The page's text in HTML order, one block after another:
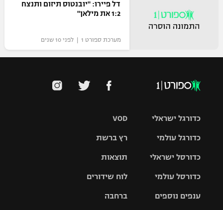
דל פיירו: "יובנטוס תיזום ותנצח
1:2 את מילאן"
מערכת ספורט 1 | לפני 10 שנים
VOD
רץ ברשת
תוצאות
לוח שידורים
ברחבה
כדורגל ישראלי
גביע הטוטו
כדורגל עולמי
האלופות
ליגה
כדורסל ישראלי
סל
כדורסל עולמי
ענפים נוספים